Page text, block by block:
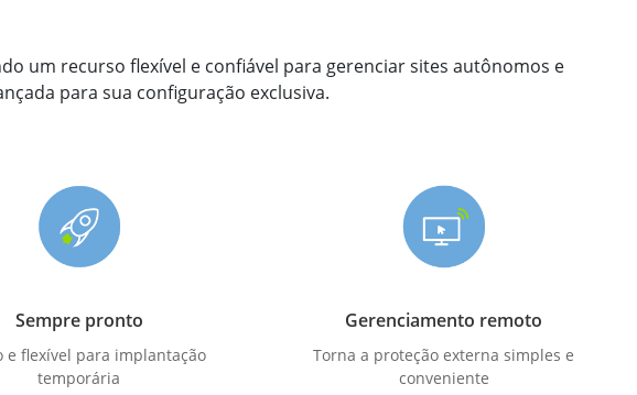
um recurso flexível e confiável para gerenciar sites autônomos e
para sua configuração exclusiva.
Sempre pronto
e flexível para implantação
temporária
Gerenciamento remoto
Torna a proteção externa simples e
conveniente